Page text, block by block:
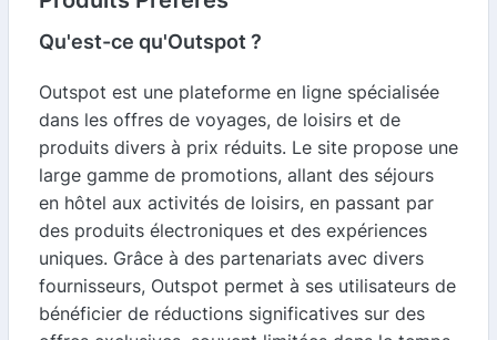
Qu'est-ce qu'Outspot ?
Outspot est une plateforme en ligne spécialisée
dans les offres de voyages, de loisirs et de
produits divers à prix réduits. Le site propose une
large gamme de promotions, allant des séjours
en hôtel aux activités de loisirs, en passant par
des produits électroniques et des expériences
uniques. Grâce à des partenariats avec divers
fournisseurs, Outspot permet à ses utilisateurs de
bénéficier de réductions significatives sur des